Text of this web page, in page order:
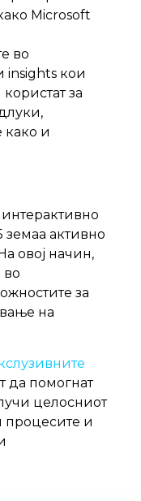
Microsoft
во
insights кои
за
како и
земаа активно
овој начин,
во
за
на
да помогнат
целосниот
процесите и